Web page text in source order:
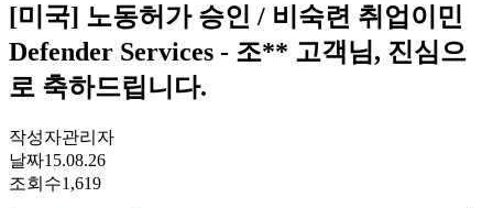
[미국] 노동허가 승인 / 비숙련 취업이민
Defender Services - 조** 고객님, 진심으
로 축하드립니다.
작성자관리자
날짜15.08.26
조회수1,619